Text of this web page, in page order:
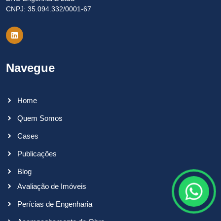
CNPJ: 35.094.332/0001-67
Navegue
Home
Quem Somos
Cases
Publicações
Blog
Avaliação de Imóveis
Perícias de Engenharia
Fale